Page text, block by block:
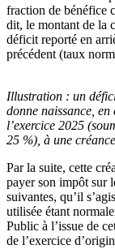
fraction de bénéfice
dit, le montant de la
déficit reporté en
précédent (taux
Illustration : un
donne naissance,
l’exercice 2025
25 %), à une
Par la suite, cette
payer son impôt sur
suivantes, qu’il
utilisée étant
Public à l’issue de
de l’exercice